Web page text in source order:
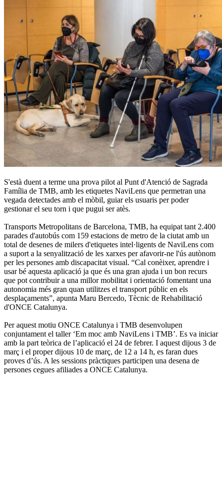
S'està duent a terme una prova pilot al Punt d'Atenció de Sagrada
Família de TMB, amb les etiquetes NaviLens que permetran una
vegada detectades amb el mòbil, guiar els usuaris per poder
gestionar el seu torn i que pugui ser atès.
Transports Metropolitans de Barcelona, TMB, ha equipat tant 2.400
parades d'autobús com 159 estacions de metro de la ciutat amb un
total de desenes de milers d'etiquetes intel·ligents de NaviLens com
a suport a la senyalització de les xarxes per afavorir-ne l'ús autònom
per les persones amb discapacitat visual. “Cal conèixer, aprendre i
usar bé aquesta aplicació ja que és una gran ajuda i un bon recurs
que pot contribuir a una millor mobilitat i orientació fomentant una
autonomia més gran quan utilitzes el transport públic en els
desplaçaments”, apunta Maru Bercedo, Tècnic de Rehabilitació
d'ONCE Catalunya.
Per aquest motiu ONCE Catalunya i TMB desenvolupen
conjuntament el taller ‘Em moc amb NaviLens i TMB’. Es va iniciar
amb la part teòrica de l’aplicació el 24 de febrer. I aquest dijous 3 de
març i el proper dijous 10 de març, de 12 a 14 h, es faran dues
proves d’ús. A les sessions pràctiques participen una desena de
persones cegues afiliades a ONCE Catalunya.